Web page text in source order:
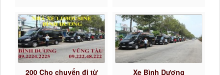
200 Cho chuyến đi từ
Xe Bình Dương